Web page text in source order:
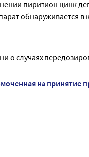
пиритион цинк
обнаруживается в
о случаях
на принятие